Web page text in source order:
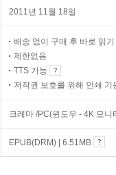
2011년 11월 18일
배송 없이 구매 후 바로 읽기
제한없음
TTS 가능
저작권 보호를 위해 인쇄 기
크레마 /PC(윈도우 - 4K 모
EPUB(DRM) | 6.51MB